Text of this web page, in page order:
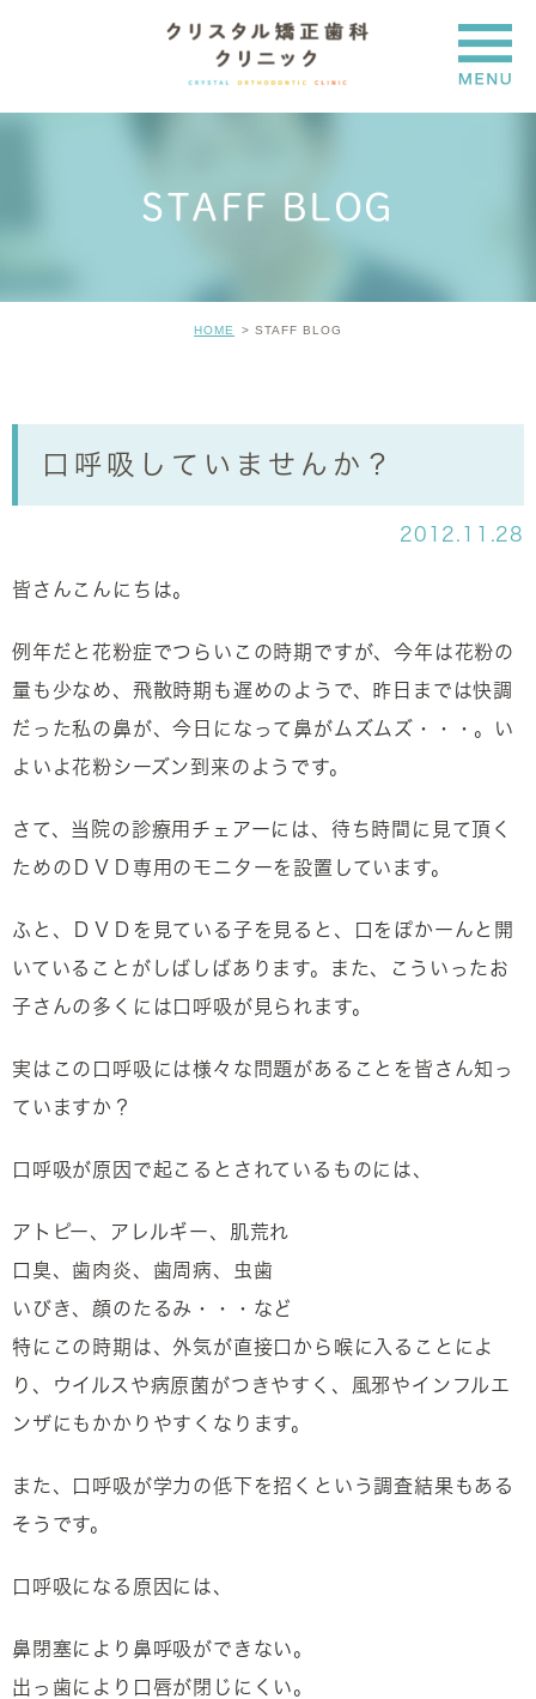
STAFF BLOG
HOME STAFF BLOG
口呼吸していませんか？
2012.11.28
皆さんこんにちは。
例年だと花粉症でつらいこの時期ですが、今年は花粉の
量も少なめ、飛散時期も遅めのようで、昨日までは快調
だった私の鼻が、今日になって鼻がムズムズ・・・。い
よいよ花粉シーズン到来のようです。
さて、当院の診療用チェアーには、待ち時間に見て頂く
ためのＤＶＤ専用のモニターを設置しています。
ふと、ＤＶＤを見ている子を見ると、口をぽかーんと開
いていることがしばしばあります。また、こういったお
子さんの多くには口呼吸が見られます。
実はこの口呼吸には様々な問題があることを皆さん知っ
ていますか？
口呼吸が原因で起こるとされているものには、
アトピー、アレルギー、肌荒れ
口臭、歯肉炎、歯周病、虫歯
いびき、顔のたるみ・・・など
特にこの時期は、外気が直接口から喉に入ることによ
り、ウイルスや病原菌がつきやすく、風邪やインフルエ
ンザにもかかりやすくなります。
また、口呼吸が学力の低下を招くという調査結果もある
そうです。
口呼吸になる原因には、
鼻閉塞により鼻呼吸ができない。
出っ歯により口唇が閉じにくい。